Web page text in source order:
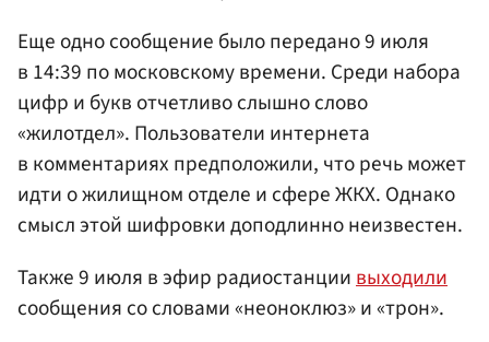
Еще одно сообщение было передано 9 июля
в 14:39 по московскому времени. Среди набора
цифр и букв отчетливо слышно слово
«жилотдел». Пользователи интернета
в комментариях предположили, что речь может
идти о жилищном отделе и сфере ЖКХ. Однако
смысл этой шифровки доподлинно неизвестен.
Также 9 июля в эфир радиостанции выходили
сообщения со словами «неоноклюз» и «трон».